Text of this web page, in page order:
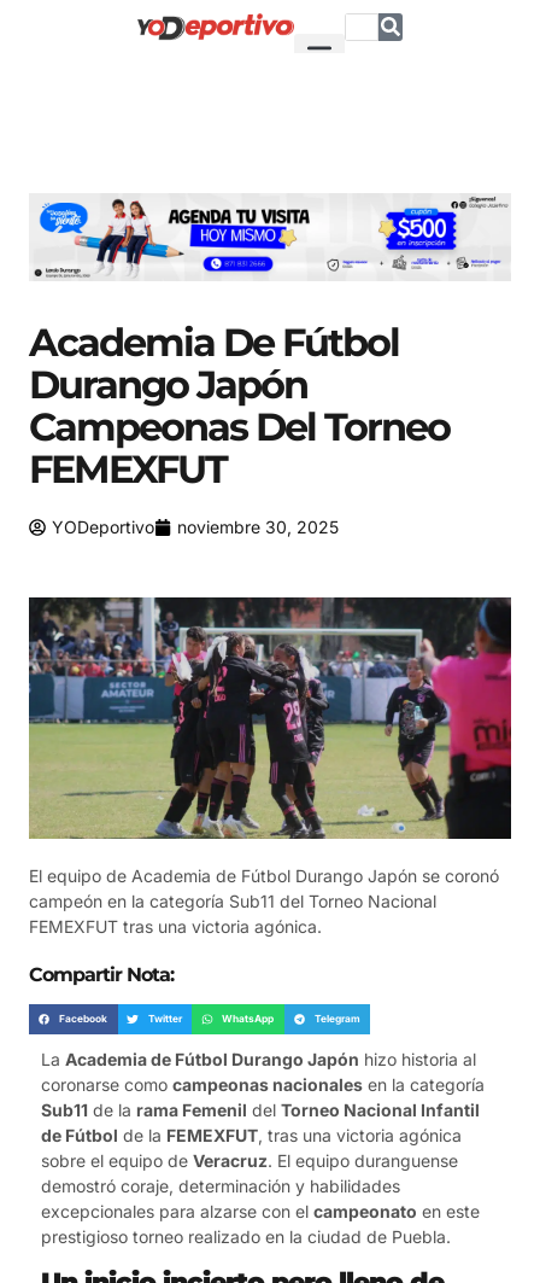
Academia De Fútbol
Durango Japón
Campeonas Del Torneo
FEMEXFUT
YODeportivo noviembre 30, 2025
El equipo de Academia de Fútbol Durango Japón se coronó
campeón en la categoría Sub11 del Torneo Nacional
FEMEXFUT tras una victoria agónica.
Compartir Nota:
Facebook Twitter WhatsApp Telegram
La Academia de Fútbol Durango Japón hizo historia al
coronarse como campeonas nacionales en la categoría
Sub11 de la rama Femenil del Torneo Nacional Infantil
de Fútbol de la FEMEXFUT, tras una victoria agónica
sobre el equipo de Veracruz. El equipo duranguense
demostró coraje, determinación y habilidades
excepcionales para alzarse con el campeonato en este
prestigioso torneo realizado en la ciudad de Puebla.